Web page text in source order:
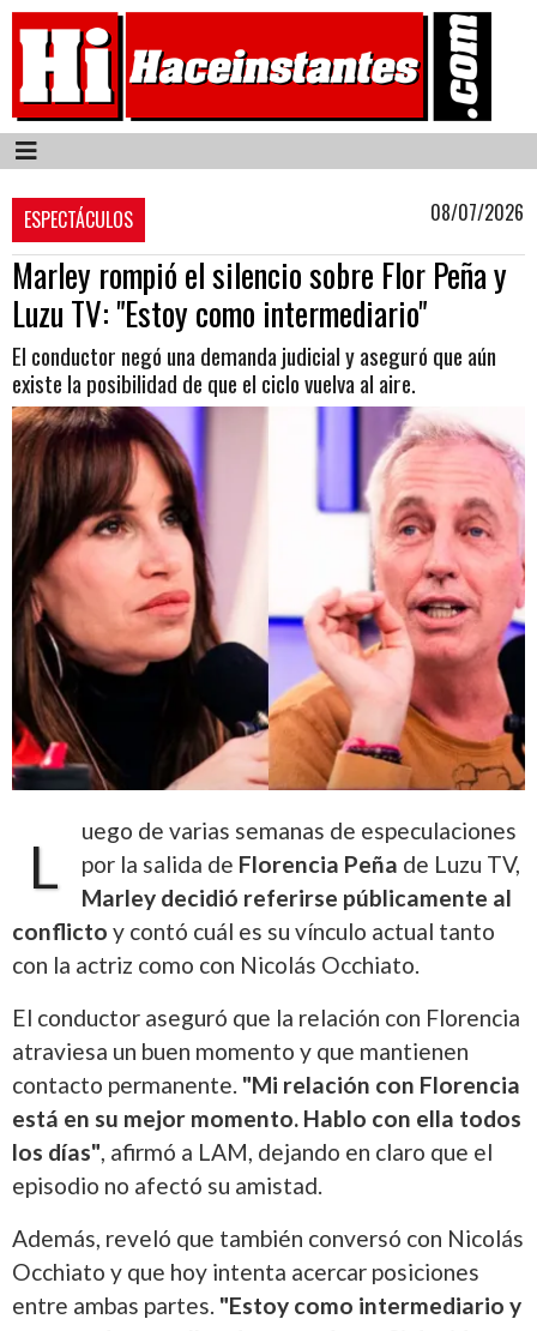
ESPECTÁCULOS 08/07/2026
Marley rompió el silencio sobre Flor Peña y
Luzu TV: "Estoy como intermediario"
El conductor negó una demanda judicial y aseguró que aún
existe la posibilidad de que el ciclo vuelva al aire.
L
uego de varias semanas de especulaciones
por la salida de Florencia Peña de Luzu TV,
Marley decidió referirse públicamente al
conflicto y contó cuál es su vínculo actual tanto
con la actriz como con Nicolás Occhiato.
El conductor aseguró que la relación con Florencia
atraviesa un buen momento y que mantienen
contacto permanente. "Mi relación con Florencia
está en su mejor momento. Hablo con ella todos
los días", afirmó a LAM, dejando en claro que el
episodio no afectó su amistad.
Además, reveló que también conversó con Nicolás
Occhiato y que hoy intenta acercar posiciones
entre ambas partes. "Estoy como intermediario y